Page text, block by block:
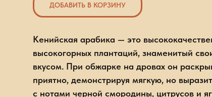
ДОБАВИТЬ В КОРЗИНУ
Кенийская арабика — это
высокогорных плантаций, знаменитый
вкусом. При обжарке на дровах он
приятно, демонстрируя мягкую, но
с нотами черной смородины, цитрусов и